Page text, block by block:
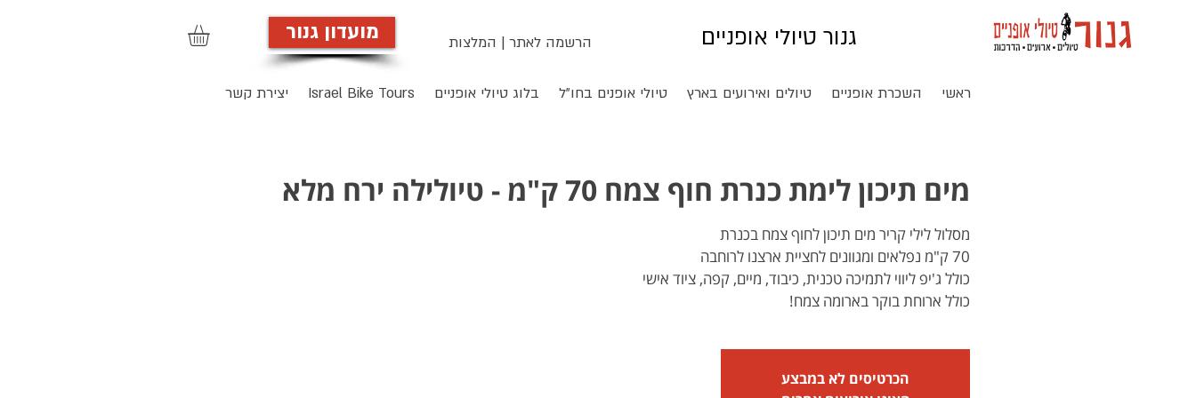
מועדון גנור הרשמה לאתר | המלצות גנור טיולי אופניים
ראשי השכרת אופניים טיולים ואירועים בארץ טיולי אופנים בחו"ל בלוג טיולי אופניים Israel Bike Tours יצירת קשר
מים תיכון לימת כנרת חוף צמח 70 ק"מ - טיולילה ירח מלא
כולל ארוחת בוקר בארומה צמח!
הכרטיסים לא במבצע